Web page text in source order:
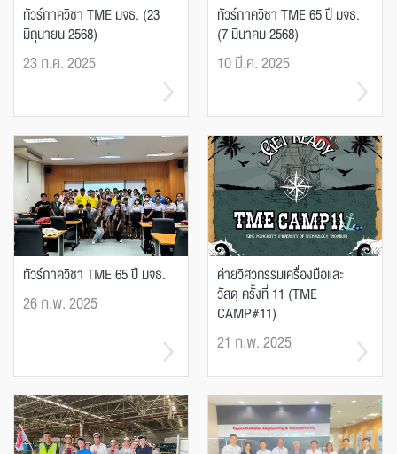
ทัวร์ภาควิชา TME มจธ. (23
มิถุนายน 2568)
23 ก.ค. 2025
ทัวร์ภาควิชา TME 65 ปี มจธ.
(7 มีนาคม 2568)
10 มี.ค. 2025
ทัวร์ภาควิชา TME 65 ปี มจธ.
26 ก.พ. 2025
ค่ายวิศวกรรมเครื่องมือและ
วัสดุ ครั้งที่ 11 (TME
CAMP#11)
21 ก.พ. 2025